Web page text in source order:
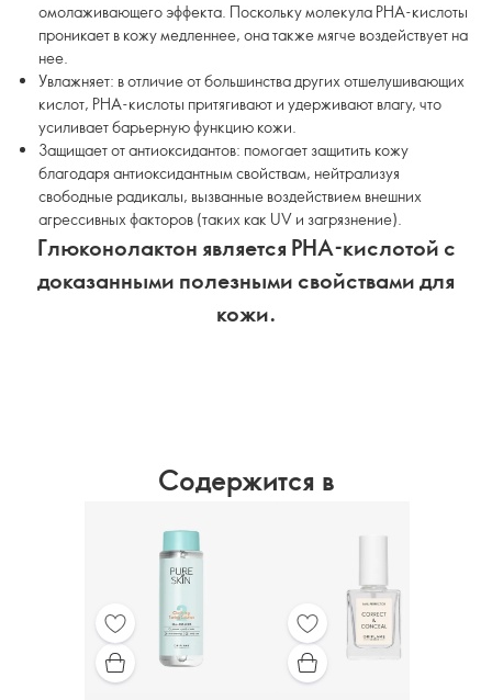
омолаживающего эффекта. Поскольку молекула PHA-кислоты
проникает в кожу медленнее, она также мягче воздействует на
нее.
Увлажняет: в отличие от большинства других отшелушивающих
кислот, PHA-кислоты притягивают и удерживают влагу, что
усиливает барьерную функцию кожи.
Защищает от антиоксидантов: помогает защитить кожу
благодаря антиоксидантным свойствам, нейтрализуя
свободные радикалы, вызванные воздействием внешних
агрессивных факторов (таких как UV и загрязнение).
Глюконолактон является PHA-кислотой с
доказанными полезными свойствами для
кожи.
Содержится в